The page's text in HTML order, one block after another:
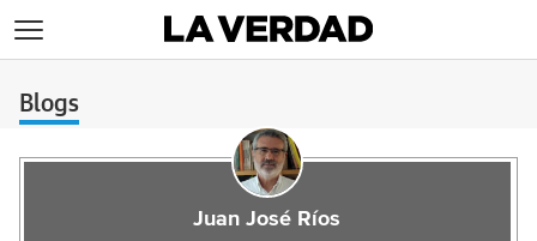
Blogs
Juan José Ríos